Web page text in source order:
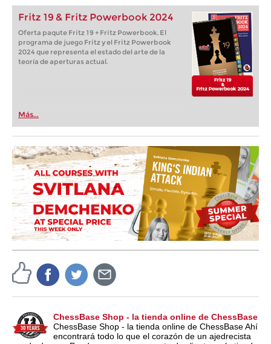
Fritz 19 & Fritz Powerbook 2024
Oferta paqute Fritz 19 + Fritz Powerbook. El
programa de juego Fritz y el Fritz Powerbook
2024 que representa el estado del arte de la
teoría de aperturas actual.
Más...
ChessBase Shop - la tienda online de ChessBase
ChessBase Shop - la tienda online de ChessBase Ahí
encontrará todo lo que el corazón de un ajedrecista